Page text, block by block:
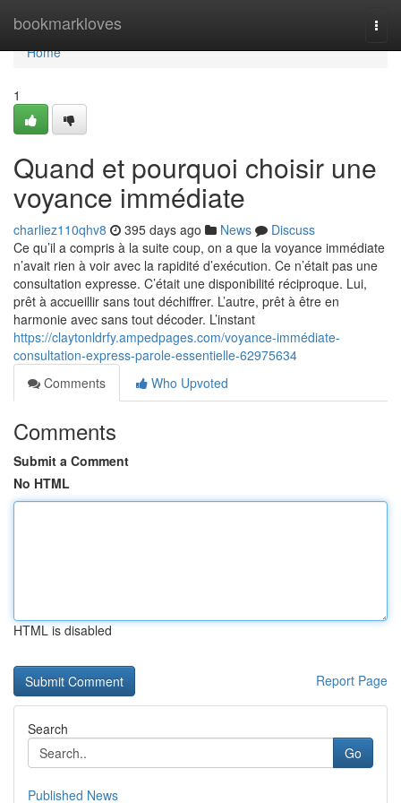
bookmarkloves
Home
Home
1
Quand et pourquoi choisir une
voyance immédiate
charliez110qhv8 395 days ago News
Discuss
Ce qu’il a compris à la suite coup, on a que la voyance immédiate
n’avait rien à voir avec la rapidité d’exécution. Ce n’était pas une
consultation expresse. C’était une disponibilité réciproque. Lui,
prêt à accueillir sans tout déchiffrer. L’autre, prêt à être en
harmonie avec sans tout décoder. L’instant
https://claytonldrfy.ampedpages.com/voyance-immédiate-
consultation-express-parole-essentielle-62975634
Comments
Who Upvoted
Comments
Submit a Comment
No HTML
HTML is disabled
Report Page
Search
Go
Published News